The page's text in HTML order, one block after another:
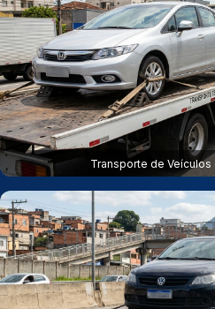
Transporte de Veículos